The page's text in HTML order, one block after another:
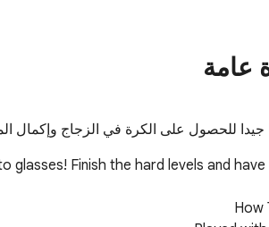
عامة
جيدا للحصول على الكرة في الزجاج وإكمال